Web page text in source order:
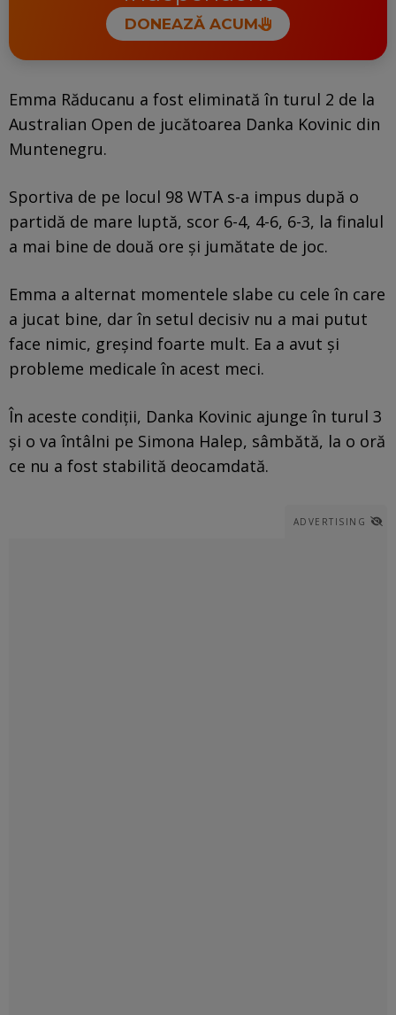
DONEAZĂ ACUM
Emma Răducanu a fost eliminată în turul 2 de la
Australian Open de jucătoarea Danka Kovinic din
Muntenegru.
Sportiva de pe locul 98 WTA s-a impus după o
partidă de mare luptă, scor 6-4, 4-6, 6-3, la finalul
a mai bine de două ore și jumătate de joc.
Emma a alternat momentele slabe cu cele în care
a jucat bine, dar în setul decisiv nu a mai putut
face nimic, greșind foarte mult. Ea a avut și
probleme medicale în acest meci.
În aceste condiții, Danka Kovinic ajunge în turul 3
și o va întâlni pe Simona Halep, sâmbătă, la o oră
ce nu a fost stabilită deocamdată.
ADVERTISING